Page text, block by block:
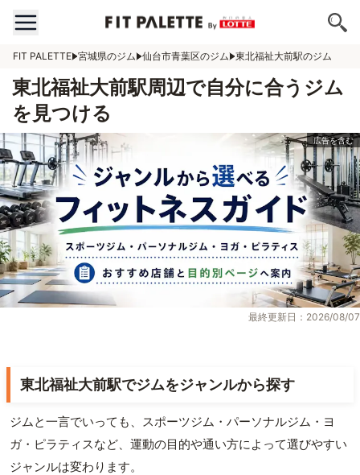
FIT PALETTE 宮城県のジム 仙台市青葉区のジム 東北福祉大前駅のジム
東北福祉大前駅周辺で自分に合うジム
を見つける
最終更新日：2026/08/07
東北福祉大前駅でジムをジャンルから探す
ジムと一言でいっても、スポーツジム・パーソナルジム・ヨ
ガ・ピラティスなど、運動の目的や通い方によって選びやすい
ジャンルは変わります。